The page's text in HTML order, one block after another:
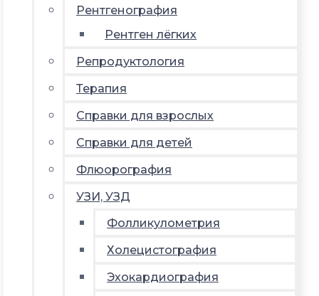
Рентгенография
Рентген лёгких
Репродуктология
Терапия
Справки для взрослых
Справки для детей
Флюорография
УЗИ, УЗД
Фолликулометрия
Холецистография
Эхокардиография